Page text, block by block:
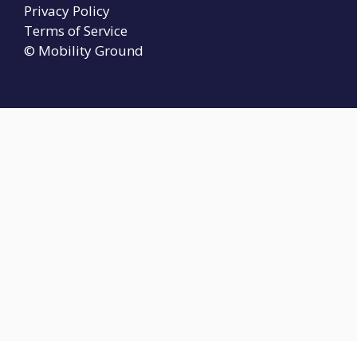
© Mobility Ground
Privacy Policy
Terms of Service